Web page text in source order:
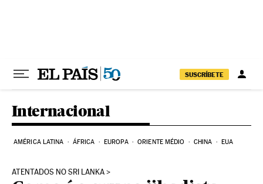
SUSCRÍBETE
Internacional
AMÉRICA LATINA ÁFRICA EUROPA ORIENTE MÉDIO CHINA EUA
ATENTADOS NO SRI LANKA